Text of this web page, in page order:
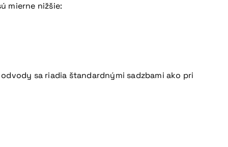
mierne nižšie:
sa riadia štandardnými sadzbami ako pri